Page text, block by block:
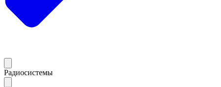
Радиосистемы